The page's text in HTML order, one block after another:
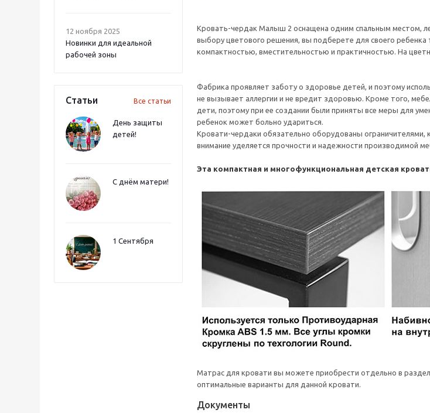
12 ноября 2025
Новинки для идеальной
рабочей зоны
Статьи Все статьи
День защиты
детей!
С днём матери!
1 Сентября
Кровать-чердак Малыш 2 оснащена одним спальным местом,
выбору цветового решения, вы подберете для своего
компактностью, вместительностью и практичностью. На
Фабрика проявляет заботу о здоровье детей, и поэтому
не вызывает аллергии и не вредит здоровью. Кроме того,
дети, поэтому при ее создании были приняты все меры для
ребенок может больно удариться.
Кровати-чердаки обязательно оборудованы ограничителями,
внимание уделяется прочности и надежности производимой
Эта компактная и многофункциональная детская
Матрас для кровати вы можете приобрести отдельно в
оптимальные варианты для данной кровати.
Документы